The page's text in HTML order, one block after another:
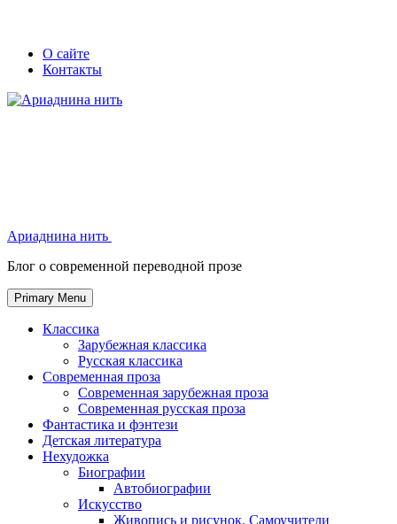
Skip
Secondary
left
navigation
Secondary
right
navigation
О сайте
Контакты
Ариаднина нить
Блог о современной переводной прозе
Primary Menu
Классика
Зарубежная классика
Русская классика
Современная проза
Современная зарубежная проза
Современная русская проза
Фантастика и фэнтези
Детская литература
Нехудожка
Биографии
Автобиографии
Искусство
Живопись и рисунок. Самоучители